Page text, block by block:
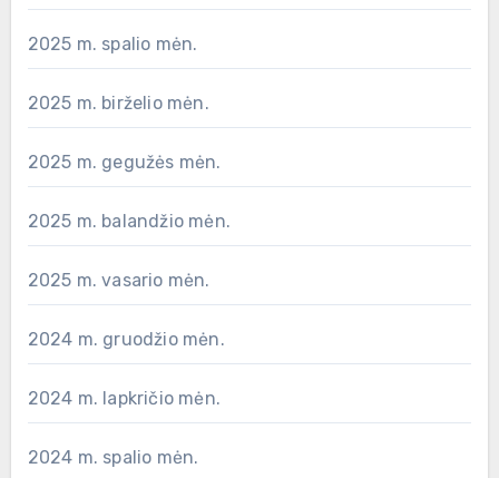
2025 m. spalio mėn.
2025 m. birželio mėn.
2025 m. gegužės mėn.
2025 m. balandžio mėn.
2025 m. vasario mėn.
2024 m. gruodžio mėn.
2024 m. lapkričio mėn.
2024 m. spalio mėn.